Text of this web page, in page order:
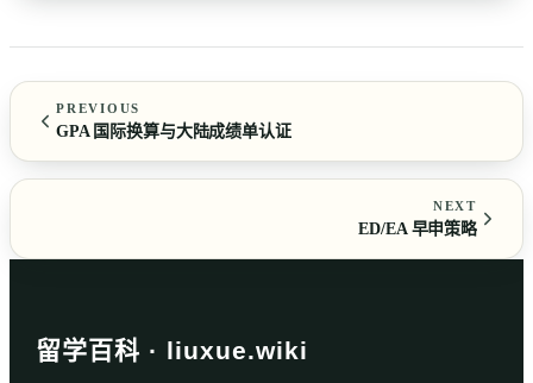
PREVIOUS
GPA 国际换算与大陆成绩单认证
NEXT
ED/EA 早申策略
留学百科 · liuxue.wiki